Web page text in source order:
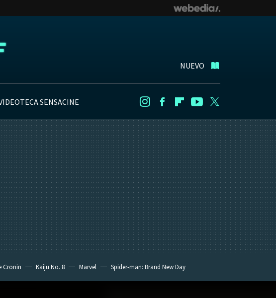
NUEVO
SENSACINE InstagramFacebookFlipboard
Youtube
Cronin Kaiju No. 8 Marvel Spider-man: Brand New Day